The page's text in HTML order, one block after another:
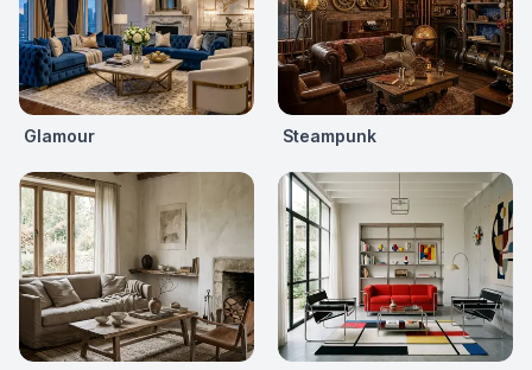
Glamour Steampunk